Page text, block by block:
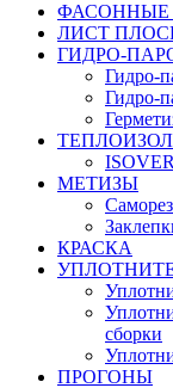
ФАСОННЫЕ
ЛИСТ
ГИДРО-
Гидро-
Гидро-
МЕТИЗЫ
КРАСКА
сборки
ПРОГОНЫ